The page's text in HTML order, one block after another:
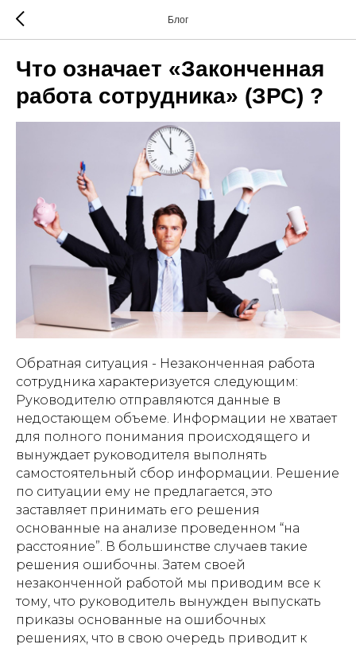
Блог
Что означает «Законченная
работа сотрудника» (ЗРС) ?
Обратная ситуация - Незаконченная работа
сотрудника характеризуется следующим:
Руководителю отправляются данные в
недостающем объеме. Информации не хватает
для полного понимания происходящего и
вынуждает руководителя выполнять
самостоятельный сбор информации. Решение
по ситуации ему не предлагается, это
заставляет принимать его решения
основанные на анализе проведенном “на
расстояние”. В большинстве случаев такие
решения ошибочны. Затем своей
незаконченной работой мы приводим все к
тому, что руководитель вынужден выпускать
приказы основанные на ошибочных
решениях, что в свою очередь приводит к